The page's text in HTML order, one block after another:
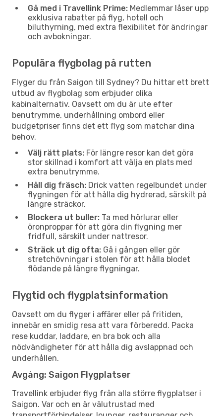
Gå med i Travellink Prime: Medlemmar låser upp
exklusiva rabatter på flyg, hotell och
biluthyrning, med extra flexibilitet för ändringar
och avbokningar.
Populära flygbolag på rutten
Flyger du från Saigon till Sydney? Du hittar ett brett
utbud av flygbolag som erbjuder olika
kabinalternativ. Oavsett om du är ute efter
benutrymme, underhållning ombord eller
budgetpriser finns det ett flyg som matchar dina
behov.
Välj rätt plats: För längre resor kan det göra
stor skillnad i komfort att välja en plats med
extra benutrymme.
Håll dig fräsch: Drick vatten regelbundet under
flygningen för att hålla dig hydrerad, särskilt på
längre sträckor.
Blockera ut buller: Ta med hörlurar eller
öronproppar för att göra din flygning mer
fridfull, särskilt under nattresor.
Sträck ut dig ofta: Gå i gången eller gör
stretchövningar i stolen för att hålla blodet
flödande på längre flygningar.
Flygtid och flygplatsinformation
Oavsett om du flyger i affärer eller på fritiden,
innebär en smidig resa att vara förberedd. Packa
rese kuddar, laddare, en bra bok och alla
nödvändigheter för att hålla dig avslappnad och
underhållen.
Avgång: Saigon Flygplatser
Travellink erbjuder flyg från alla större flygplatser i
Saigon. Var och en är välutrustad med